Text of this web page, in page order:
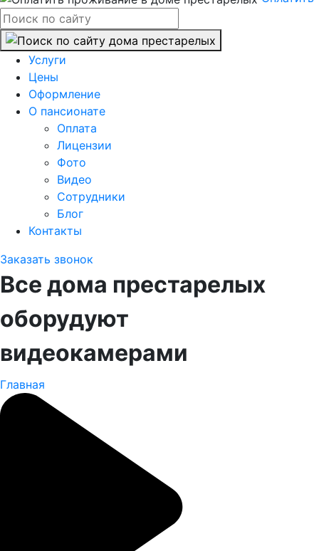
Услуги
Цены
Оформление
О пансионате
Оплата
Лицензии
Фото
Видео
Сотрудники
Блог
Контакты
Заказать звонок
Все дома престарелых
оборудуют
видеокамерами
Главная